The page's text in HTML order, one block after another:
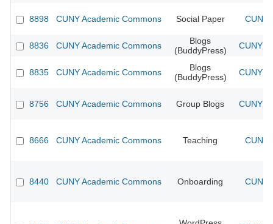
8898 CUNY Academic Commons Social Paper CUNY
8836 CUNY Academic Commons
Blogs
(BuddyPress)
CUNY
8835 CUNY Academic Commons
Blogs
(BuddyPress)
CUNY
8756 CUNY Academic Commons Group Blogs CUNY
8666 CUNY Academic Commons Teaching CUNY
8440 CUNY Academic Commons Onboarding CUNY